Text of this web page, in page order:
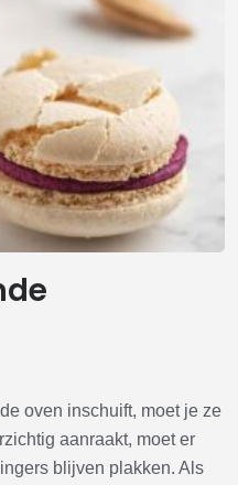
oven inschuift, moet je ze
aanraakt, moet er
blijven plakken. Als